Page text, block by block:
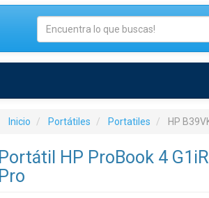
Inicio Portátiles Portatiles HP
Portátil HP ProBook 4
Pro